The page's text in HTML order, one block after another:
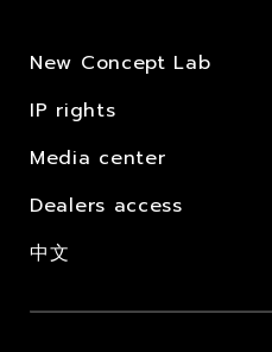
New Concept Lab
IP rights
Media center
Dealers access
中文